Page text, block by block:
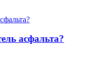
асфальта?